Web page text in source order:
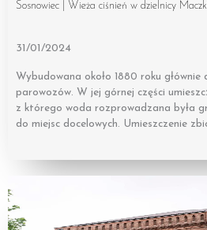
Sosnowiec | Wieża ciśnień w dzielnicy
31/01/2024
Wybudowana około 1880 roku
parowozów. W jej górnej części
z którego woda rozprowadzana była
do miejsc docelowych. Umieszczenie